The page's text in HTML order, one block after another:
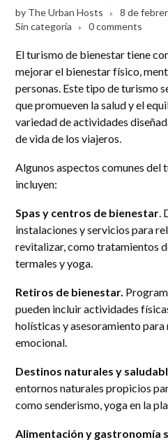
by The Urban Hosts
8 de
Sin categoría
0 comments
El turismo de bienestar tiene
mejorar el bienestar físico,
personas. Este tipo de turismo
que promueven la salud y el
variedad de actividades
de vida de los viajeros.
Algunos aspectos comunes del
incluyen:
Spas y centros de bienestar.
instalaciones y servicios para
revitalizar, como tratamientos
termales y yoga.
Retiros de bienestar.
pueden incluir actividades
holísticas y asesoramiento
emocional.
Destinos naturales y
entornos naturales propicios
como senderismo, yoga en la
Alimentación y gastronomía